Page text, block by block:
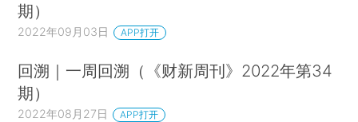
期）
2022年09月03日 APP打开
回溯｜一周回溯（《财新周刊》2022年第34
期）
2022年08月27日 APP打开